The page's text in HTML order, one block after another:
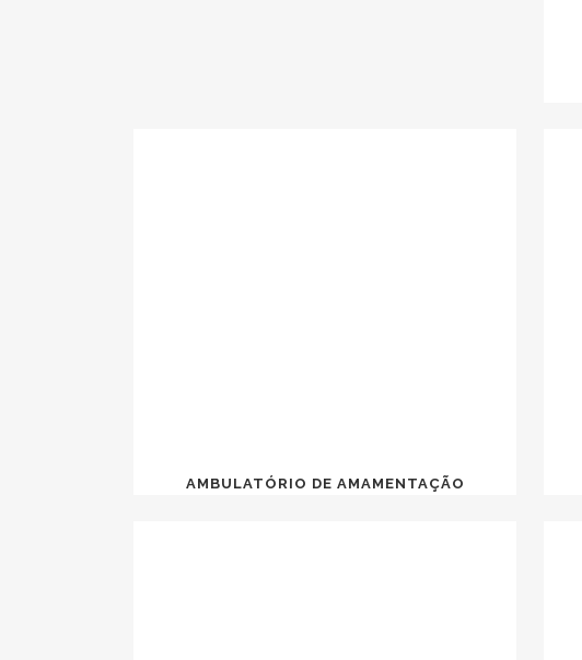
AMBULATÓRIO DE AMAMENTAÇÃO